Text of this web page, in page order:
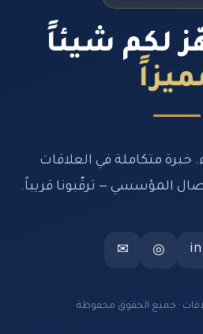
لكم شيئاً
خبرة متكاملة في العلاقات
المؤسسي — ترقّبونا قريباً.
in
◎
✉